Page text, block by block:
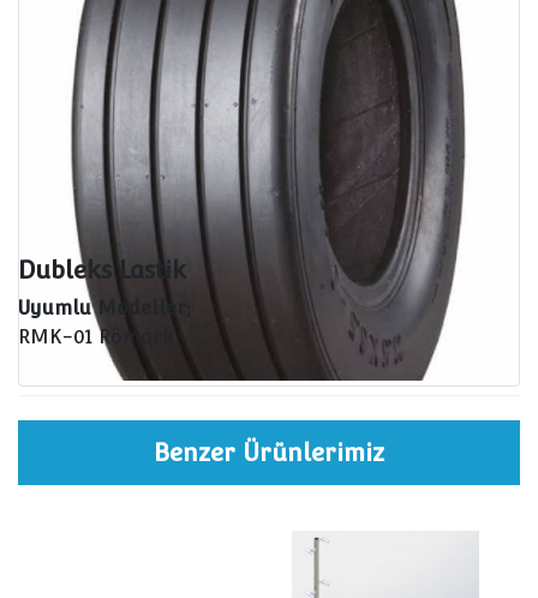
Dubleks Lastik
Uyumlu Modeller;
RMK-01 Römork
Benzer Ürünlerimiz